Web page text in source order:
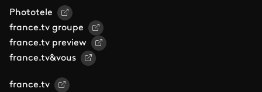
Phototele
france.tv groupe
france.tv preview
france.tv&vous
france.tv